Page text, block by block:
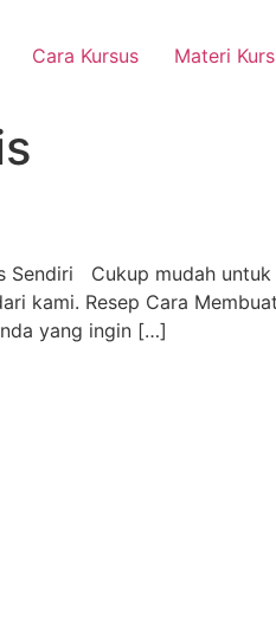
Cara Kursus Materi
Sendiri Cukup mudah
kami. Resep Cara
yang ingin […]